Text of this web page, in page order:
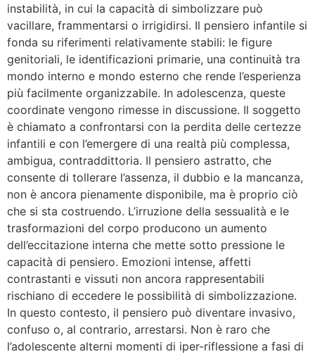
instabilità, in cui la capacità di simbolizzare può
vacillare, frammentarsi o irrigidirsi. Il pensiero infantile si
fonda su riferimenti relativamente stabili: le figure
genitoriali, le identificazioni primarie, una continuità tra
mondo interno e mondo esterno che rende l’esperienza
più facilmente organizzabile. In adolescenza, queste
coordinate vengono rimesse in discussione. Il soggetto
è chiamato a confrontarsi con la perdita delle certezze
infantili e con l’emergere di una realtà più complessa,
ambigua, contraddittoria. Il pensiero astratto, che
consente di tollerare l’assenza, il dubbio e la mancanza,
non è ancora pienamente disponibile, ma è proprio ciò
che si sta costruendo. L’irruzione della sessualità e le
trasformazioni del corpo producono un aumento
dell’eccitazione interna che mette sotto pressione le
capacità di pensiero. Emozioni intense, affetti
contrastanti e vissuti non ancora rappresentabili
rischiano di eccedere le possibilità di simbolizzazione.
In questo contesto, il pensiero può diventare invasivo,
confuso o, al contrario, arrestarsi. Non è raro che
l’adolescente alterni momenti di iper-riflessione a fasi di